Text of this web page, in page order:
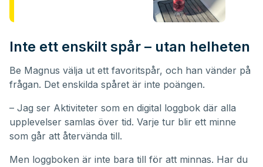
Inte ett enskilt spår – utan helheten
Be Magnus välja ut ett favoritspår, och han vänder på
frågan. Det enskilda spåret är inte poängen.
– Jag ser Aktiviteter som en digital loggbok där alla
upplevelser samlas över tid. Varje tur blir ett minne
som går att återvända till.
Men loggboken är inte bara till för att minnas. Har du